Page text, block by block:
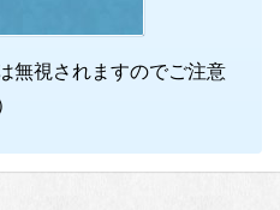
無視されますのでご注意